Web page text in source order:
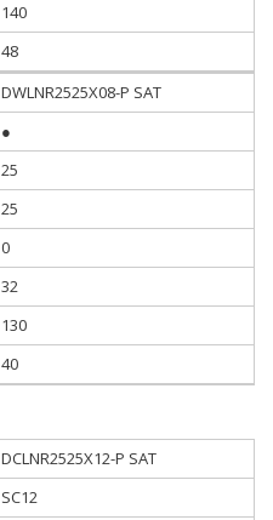
140
48
DWLNR2525X08-P SAT
●
25
25
0
32
130
40
DCLNR2525X12-P SAT
SC12